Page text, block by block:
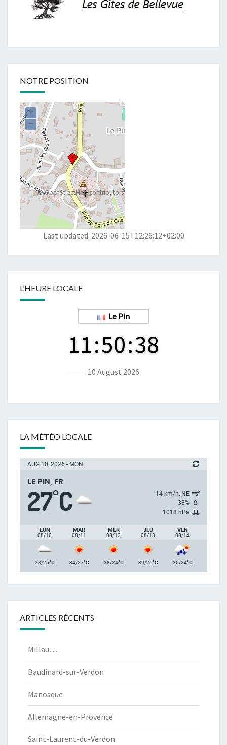
NOTRE POSITION
+
−
©OpenStreetMapcontributors
Last updated: 2026-06-15T12:26:12+02:00
L’HEURE LOCALE
Le Pin
11:50:39
10 August 2026
LA MÉTÉO LOCALE
AUG 10, 2026 - MON
LE PIN, FR
27°C
14 km/h, NE
38%
1018 hPa
LUN
08/10
MAR
08/11
MER
08/12
JEU
08/13
VEN
08/14
28/25°C 34/27°C 38/24°C 39/26°C 35/24°C
ARTICLES RÉCENTS
Millau…
Baudinard-sur-Verdon
Manosque
Allemagne-en-Provence
Saint-Laurent-du-Verdon